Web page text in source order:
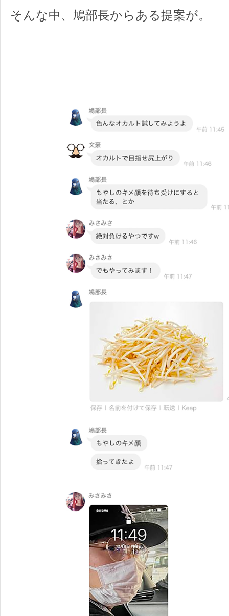
そんな中、鳩部長からある提案が。